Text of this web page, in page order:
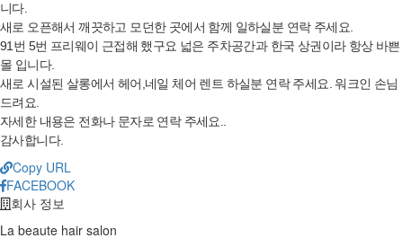
니다.
새로 오픈해서 깨끗하고 모던한 곳에서 함께 일하실분 연락 주세요.
91번 5번 프리웨이 근접해 했구요 넓은 주차공간과 한국 상권이라 항상 바쁜
몰 입니다.
새로 시설된 살롱에서 헤어,네일 체어 렌트 하실분 연락 주세요. 워크인 손님
드려요.
자세한 내용은 전화나 문자로 연락 주세요..
감사합니다.
Copy URL
FACEBOOK
회사 정보
La beaute hair salon